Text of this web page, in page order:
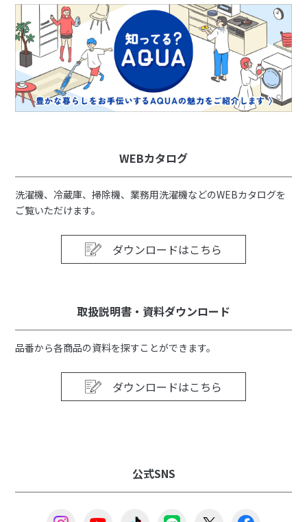
WEBカタログ
洗濯機、冷蔵庫、掃除機、業務用洗濯機などのWEBカタログを
ご覧いただけます。
ダウンロードはこちら
取扱説明書・資料ダウンロード
品番から各商品の資料を探すことができます。
ダウンロードはこちら
公式SNS